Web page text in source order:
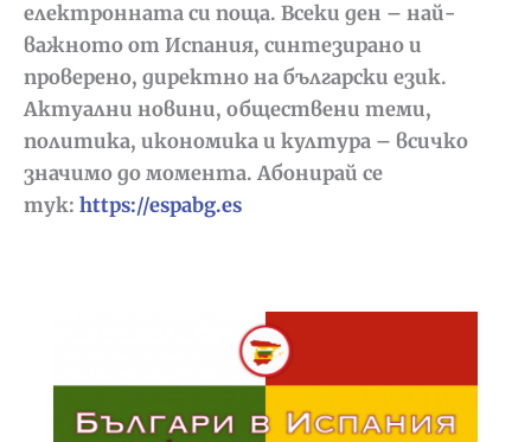
електронната си поща. Всеки ден – най-
важното от Испания, синтезирано и
проверено, директно на български език.
Актуални новини, обществени теми,
политика, икономика и култура – всичко
значимо до момента. Абонирай се
тук: https://espabg.es